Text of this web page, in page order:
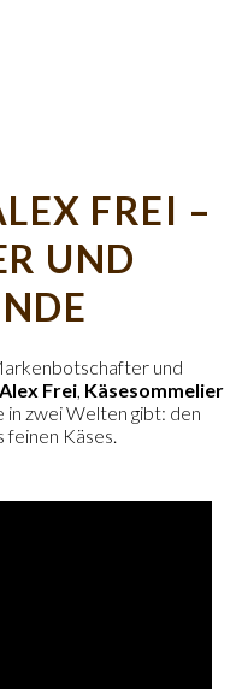
FREI –
UND
und
Alex Frei, Käsesommelier
in zwei Welten gibt: den
feinen Käses.